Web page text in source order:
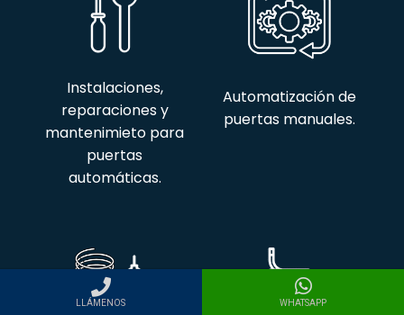
Instalaciones,
reparaciones y
mantenimieto para
puertas
automáticas.
Automatización de
puertas manuales.